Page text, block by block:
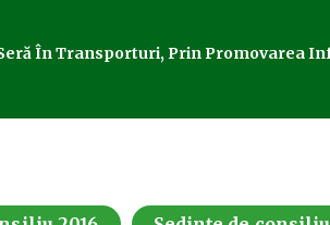
În Transporturi, Prin